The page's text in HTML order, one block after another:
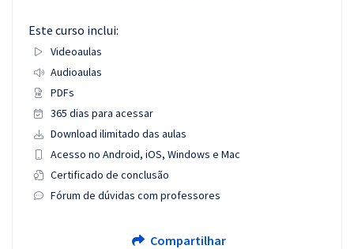
Este curso inclui:
Videoaulas
Audioaulas
PDFs
365 dias para acessar
Download ilimitado das aulas
Acesso no Android, iOS, Windows e Mac
Certificado de conclusão
Fórum de dúvidas com professores
Compartilhar